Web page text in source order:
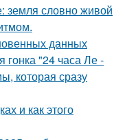
земля словно живой
данных
гонка "24 часа Ле -
которая сразу
и как этого